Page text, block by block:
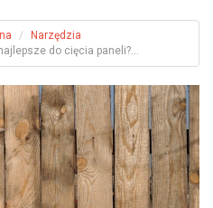
Narzędzia
do cięcia paneli?...